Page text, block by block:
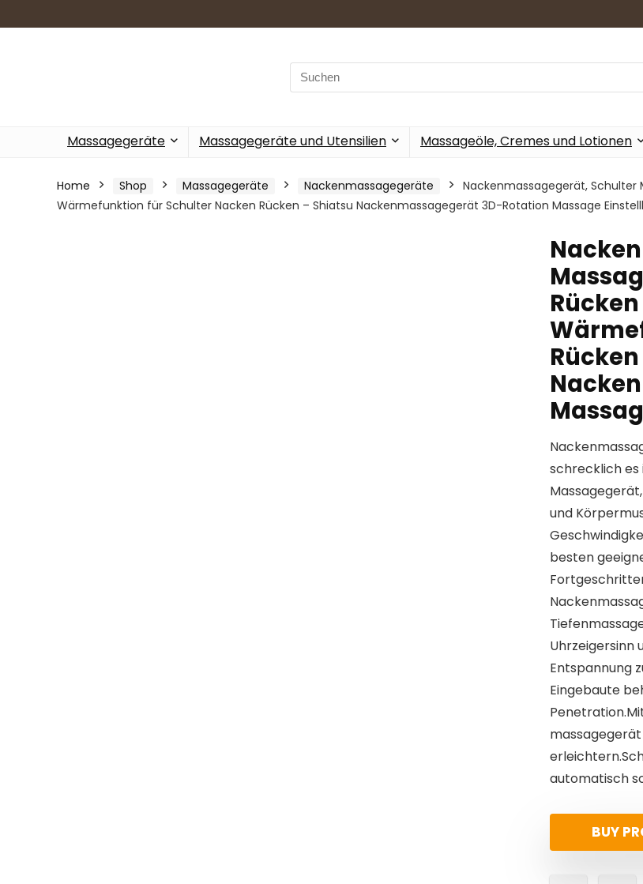
Search
for:
Massagegeräte Massagegeräte und Utensilien Massageöle, Cremes und Lotionen
Home Shop Massagegeräte Nackenmassagegeräte
Nackenmassagegerät, Schulter
Wärmefunktion für Schulter Nacken Rücken – Shiatsu Nackenmassagegerät 3D-Rotation Massage
schrecklich es
und
besten
Uhrzeigersinn
Entspannung
Eingebaute
massagegerät
automatisch
BUY